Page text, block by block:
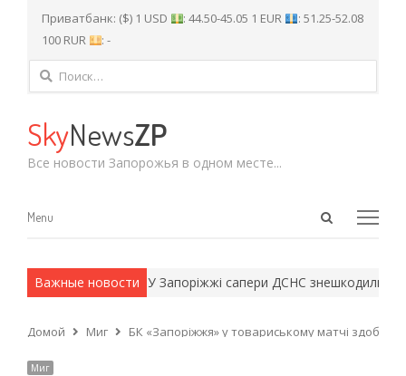
Приватбанк: ($) 1 USD : 44.50-45.05 1 EUR
: 51.25-52.08
100 RUR
: -
Найти:
SkyNewsZP
Все новости Запорожья в одном месте...
Open
Menu
Menu
Важные новости
методы. У Запоріжжі сапери ДСНС знешкодили
Домой Миг БК «Запоріжжя» у товариському матчі здобув
Миг